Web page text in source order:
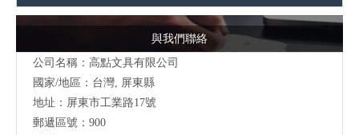
與我們聯絡
公司名稱：高點文具有限公司
國家/地區：台灣, 屏東縣
地址： 屏東市工業路17號
郵遞區號：900